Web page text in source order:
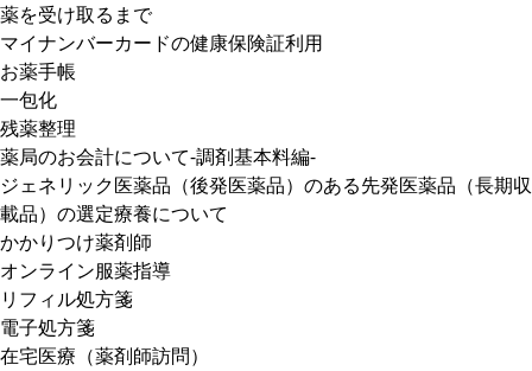
薬を受け取るまで
マイナンバーカードの健康保険証利用
お薬手帳
一包化
残薬整理
薬局のお会計について-調剤基本料編-
ジェネリック医薬品（後発医薬品）のある先発医薬品（長期収
載品）の選定療養について
かかりつけ薬剤師
オンライン服薬指導
リフィル処方箋
電子処方箋
在宅医療（薬剤師訪問）